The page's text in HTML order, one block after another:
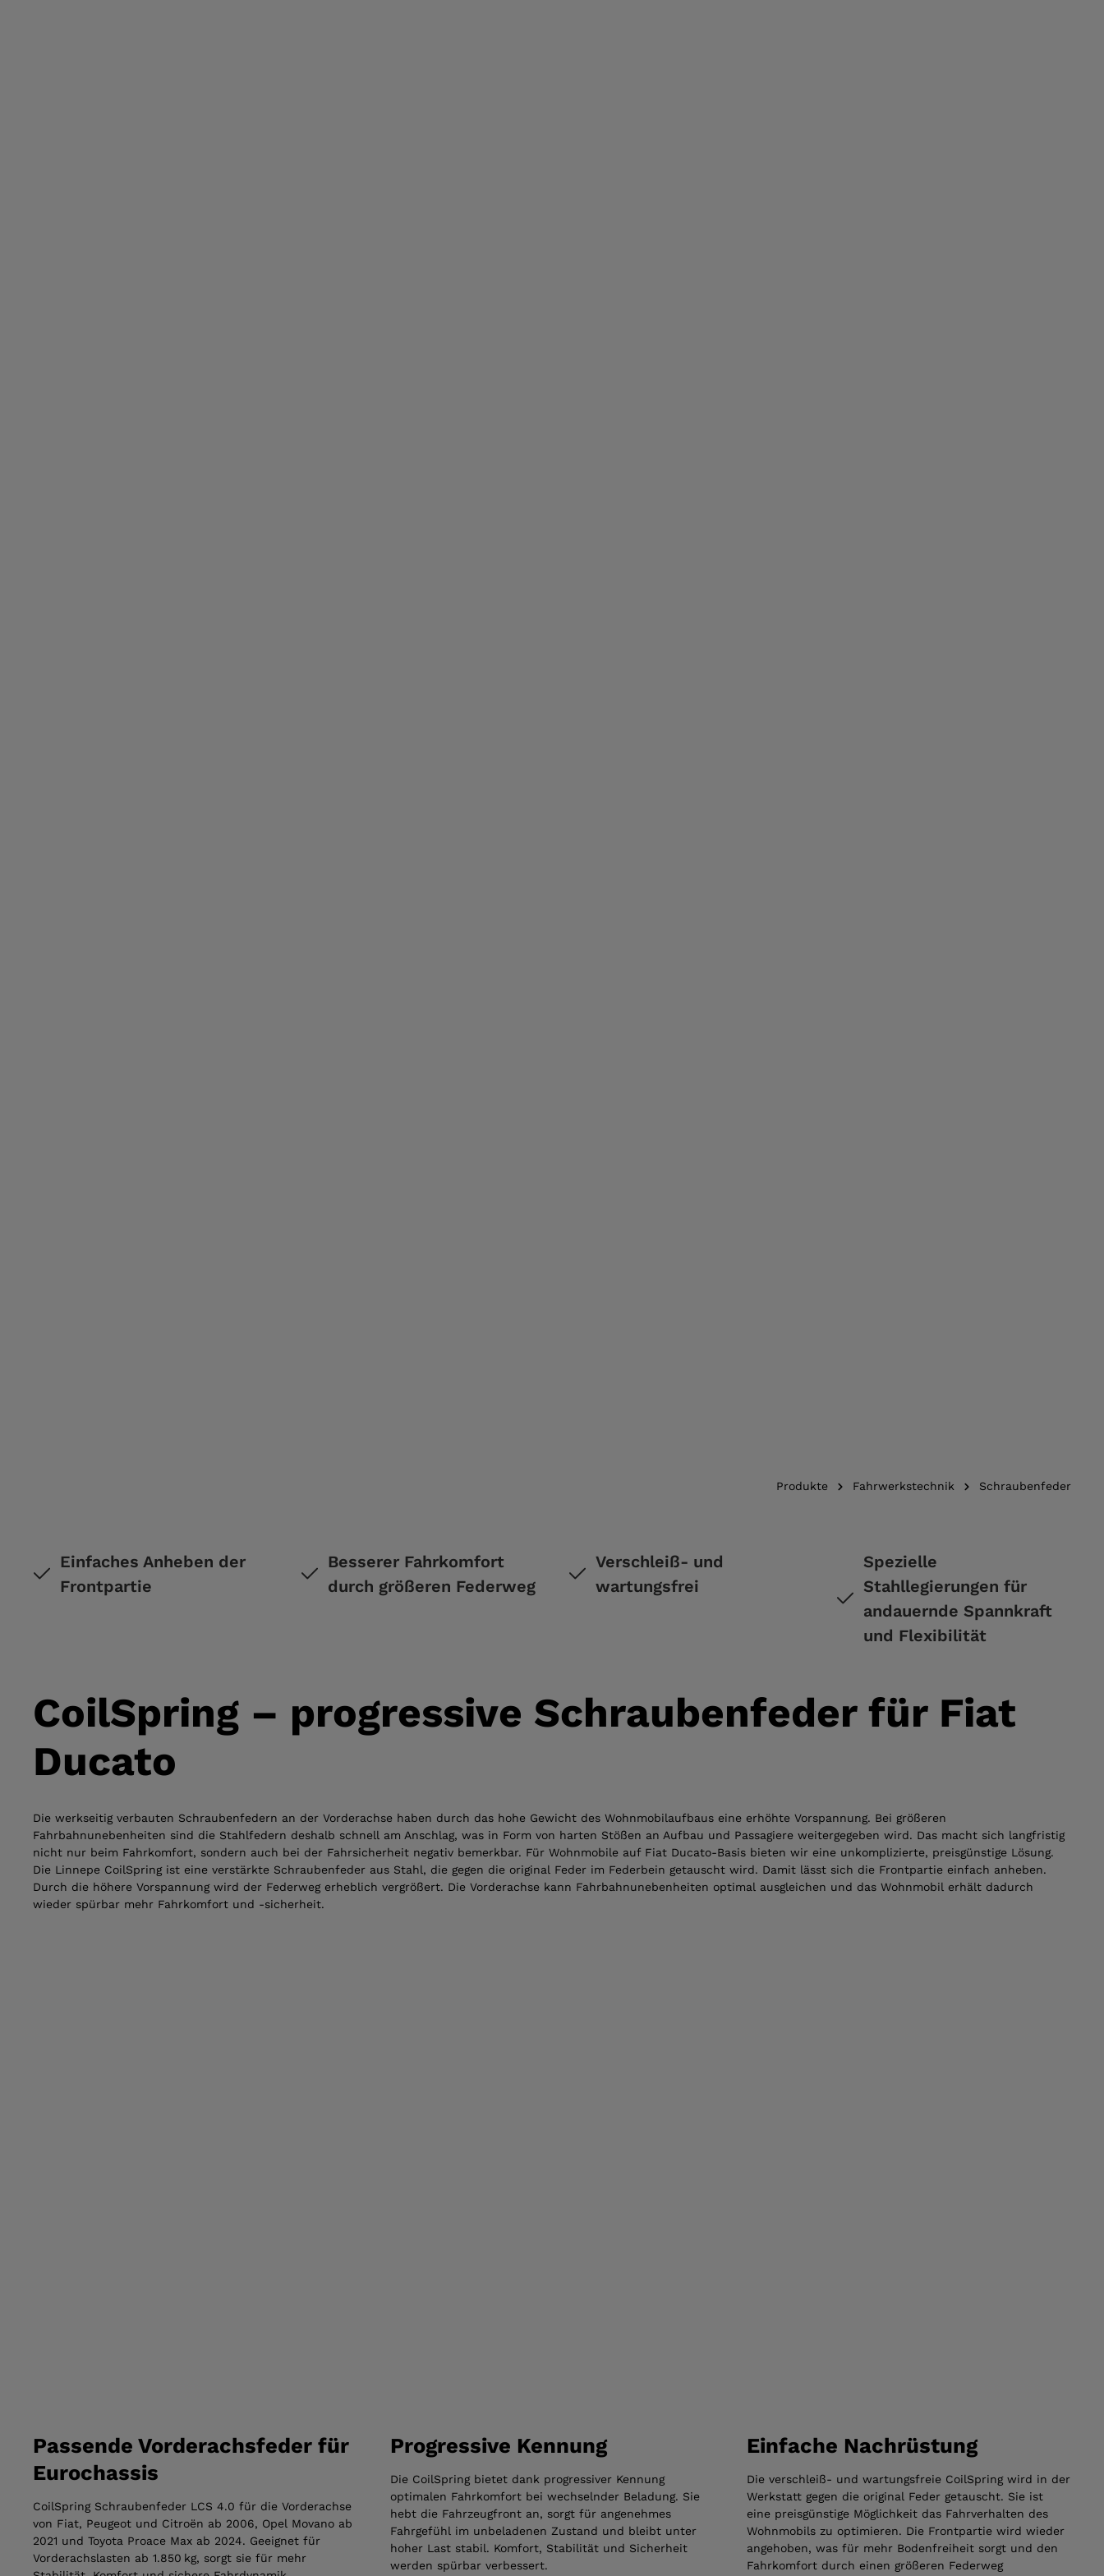
Produkte Fahrwerkstechnik Schraubenfeder
Einfaches Anheben der
Frontpartie
Besserer Fahrkomfort
durch größeren Federweg
Verschleiß- und
wartungsfrei
Spezielle
Stahllegierungen für
andauernde Spannkraft
und Flexibilität
CoilSpring – progressive Schraubenfeder für Fiat
Ducato
Die werkseitig verbauten Schraubenfedern an der Vorderachse haben durch das hohe Gewicht des Wohnmobilaufbaus eine erhöhte Vorspannung. Bei größeren
Fahrbahnunebenheiten sind die Stahlfedern deshalb schnell am Anschlag, was in Form von harten Stößen an Aufbau und Passagiere weitergegeben wird. Das macht sich langfristig
nicht nur beim Fahrkomfort, sondern auch bei der Fahrsicherheit negativ bemerkbar. Für Wohnmobile auf Fiat Ducato-Basis bieten wir eine unkomplizierte, preisgünstige Lösung.
Die Linnepe CoilSpring ist eine verstärkte Schrauben­feder aus Stahl, die gegen die original Feder im Federbein getauscht wird. Damit lässt sich die Frontpartie einfach anheben.
Durch die höhere Vorspannung wird der Federweg erheblich vergrößert. Die Vorderachse kann Fahrbahnunebenheiten optimal ausgleichen und das Wohnmobil erhält dadurch
wieder spürbar mehr Fahrkomfort und -sicherheit.
Passende Vorderachsfeder für
Eurochassis
CoilSpring Schraubenfeder LCS 4.0 für die Vorderachse
von Fiat, Peugeot und Citroën ab 2006, Opel Movano ab
2021 und Toyota Proace Max ab 2024. Geeignet für
Vorderachslasten ab 1.850 kg, sorgt sie für mehr
Progressive Kennung
Die CoilSpring bietet dank progressiver Kennung
optimalen Fahrkomfort bei wechselnder Beladung. Sie
hebt die Fahrzeugfront an, sorgt für angenehmes
Fahrgefühl im unbeladenen Zustand und bleibt unter
hoher Last stabil. Komfort, Stabilität und Sicherheit
werden spürbar verbessert.
Einfache Nachrüstung
Die verschleiß- und wartungsfreie CoilSpring wird in der
Werkstatt gegen die original Feder getauscht. Sie ist
eine preisgünstige Möglichkeit das Fahrverhalten des
Wohnmobils zu optimieren. Die Frontpartie wird wieder
angehoben, was für mehr Bodenfreiheit sorgt und den
Fahrkomfort durch einen größeren Federweg